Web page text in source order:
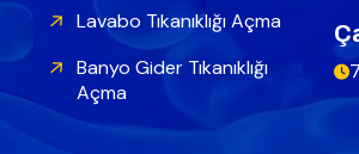
Lavabo Tıkanıklığı Açma
Banyo Gider Tıkanıklığı
Açma